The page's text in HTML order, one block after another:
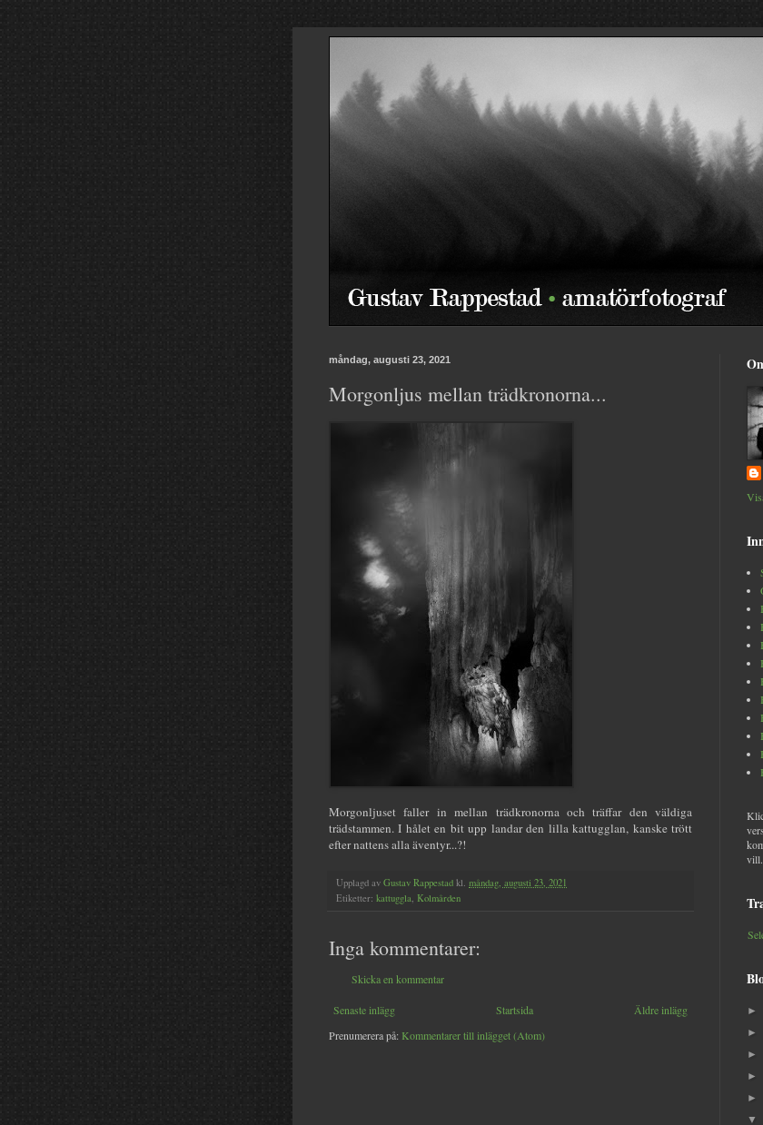
måndag, augusti 23, 2021
Morgonljus mellan trädkronorna...
Morgonljuset faller in mellan trädkronorna och träffar den väldiga
trädstammen. I hålet en bit upp landar den lilla kattugglan, kanske trött
efter nattens alla äventyr...?!
Upplagd av Gustav Rappestad kl. måndag, augusti 23, 2021
Etiketter: kattuggla, Kolmården
Inga kommentarer:
Skicka en kommentar
Senaste inlägg Äldre inlägg
Startsida
Prenumerera på: Kommentarer till inlägget (Atom)
vill.
►
►
►
►
►
▼